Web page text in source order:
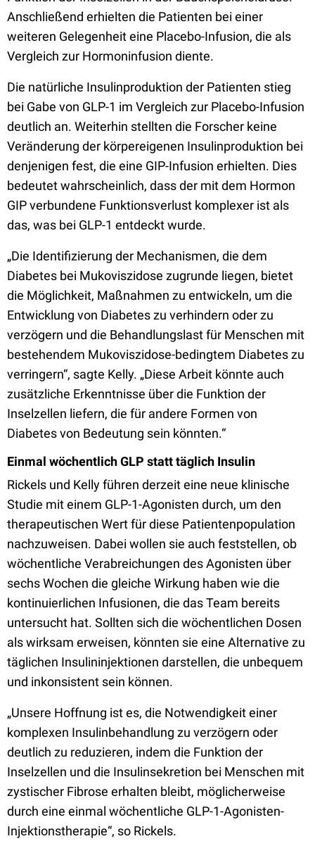
Anschließend erhielten die Patienten bei einer
weiteren Gelegenheit eine Placebo-Infusion, die als
Vergleich zur Hormoninfusion diente.
Die natürliche Insulinproduktion der Patienten stieg
bei Gabe von GLP-1 im Vergleich zur Placebo-Infusion
deutlich an. Weiterhin stellten die Forscher keine
Veränderung der körpereigenen Insulinproduktion bei
denjenigen fest, die eine GIP-Infusion erhielten. Dies
bedeutet wahrscheinlich, dass der mit dem Hormon
GIP verbundene Funktionsverlust komplexer ist als
das, was bei GLP-1 entdeckt wurde.
„Die Identifizierung der Mechanismen, die dem
Diabetes bei Mukoviszidose zugrunde liegen, bietet
die Möglichkeit, Maßnahmen zu entwickeln, um die
Entwicklung von Diabetes zu verhindern oder zu
verzögern und die Behandlungslast für Menschen mit
bestehendem Mukoviszidose-bedingtem Diabetes zu
verringern“, sagte Kelly. „Diese Arbeit könnte auch
zusätzliche Erkenntnisse über die Funktion der
Inselzellen liefern, die für andere Formen von
Diabetes von Bedeutung sein könnten.“
Einmal wöchentlich GLP statt täglich Insulin
Rickels und Kelly führen derzeit eine neue klinische
Studie mit einem GLP-1-Agonisten durch, um den
therapeutischen Wert für diese Patientenpopulation
nachzuweisen. Dabei wollen sie auch feststellen, ob
wöchentliche Verabreichungen des Agonisten über
sechs Wochen die gleiche Wirkung haben wie die
kontinuierlichen Infusionen, die das Team bereits
untersucht hat. Sollten sich die wöchentlichen Dosen
als wirksam erweisen, könnten sie eine Alternative zu
täglichen Insulininjektionen darstellen, die unbequem
und inkonsistent sein können.
„Unsere Hoffnung ist es, die Notwendigkeit einer
komplexen Insulinbehandlung zu verzögern oder
deutlich zu reduzieren, indem die Funktion der
Inselzellen und die Insulinsekretion bei Menschen mit
zystischer Fibrose erhalten bleibt, möglicherweise
durch eine einmal wöchentliche GLP-1-Agonisten-
Injektionstherapie“, so Rickels.